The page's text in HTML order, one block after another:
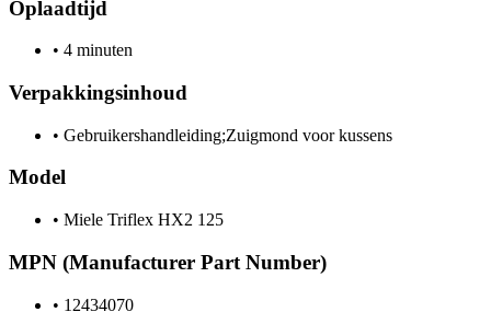
Oplaadtijd
• 4 minuten
Verpakkingsinhoud
• Gebruikershandleiding;Zuigmond voor kussens
Model
• Miele Triflex HX2 125
MPN (Manufacturer Part Number)
• 12434070